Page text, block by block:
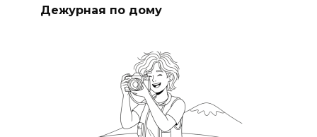
Дежурная по дому